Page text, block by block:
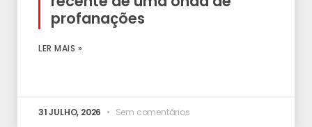
profanações
LER MAIS »
31 JULHO, 2026 Sem comentários